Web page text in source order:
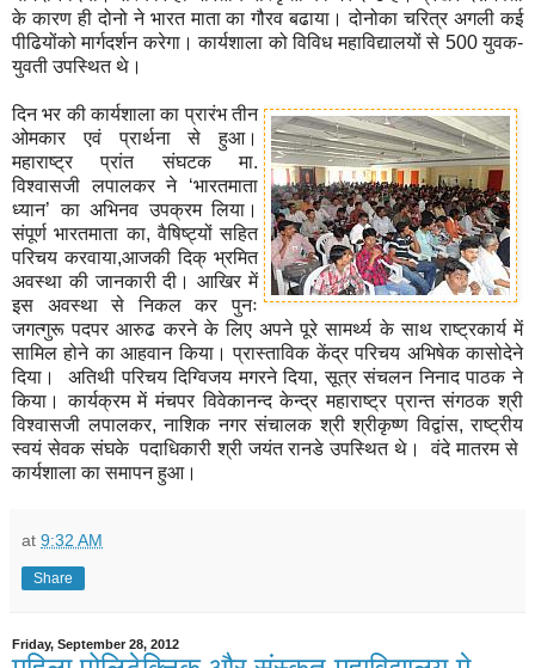
के कारण ही दोनो ने भारत माता का गौरव बढाया। दोनोका चरित्र अगली कई
पीढियोंको मार्गदर्शन करेगा। कार्यशाला को विविध महाविद्यालयों से 500 युवक-
युवती उपस्थित थे।
दिन भर की कार्यशाला का प्रारंभ तीन
ओमकार एवं प्रार्थना से हुआ।
महाराष्ट्र प्रांत संघटक मा.
विश्वासजी लपालकर ने ‘भारतमाता
ध्यान’ का अभिनव उपक्रम लिया।
संपूर्ण भारतमाता का, वैषिष्ट्यों सहित
परिचय करवाया,आजकी दिक् भ्रमित
अवस्था की जानकारी दी। आखिर में
इस अवस्था से निकल कर पुनः
जगत्‍गुरू पदपर आरुढ करने के लिए अपने पूरे सामर्थ्य के साथ राष्ट्रकार्य में
सामिल होने का आहवान किया। प्रास्ताविक केंद्र परिचय अभिषेक कासोदेने
दिया। अतिथी परिचय दिग्विजय मगरने दिया, सूत्र संचलन निनाद पाठक ने
किया। कार्यक्रम में मंचपर विवेकानन्द केन्द्र महाराष्ट्र प्रान्त संगठक श्री
विश्वासजी लपालकर, नाशिक नगर संचालक श्री श्रीकृष्ण विद्वांस, राष्ट्रीय
स्वयं सेवक संघके पदाधिकारी श्री जयंत रानडे उपस्थित थे। वंदे मातरम से
कार्यशाला का समापन हुआ।
at 9:32 AM
Share
Friday, September 28, 2012